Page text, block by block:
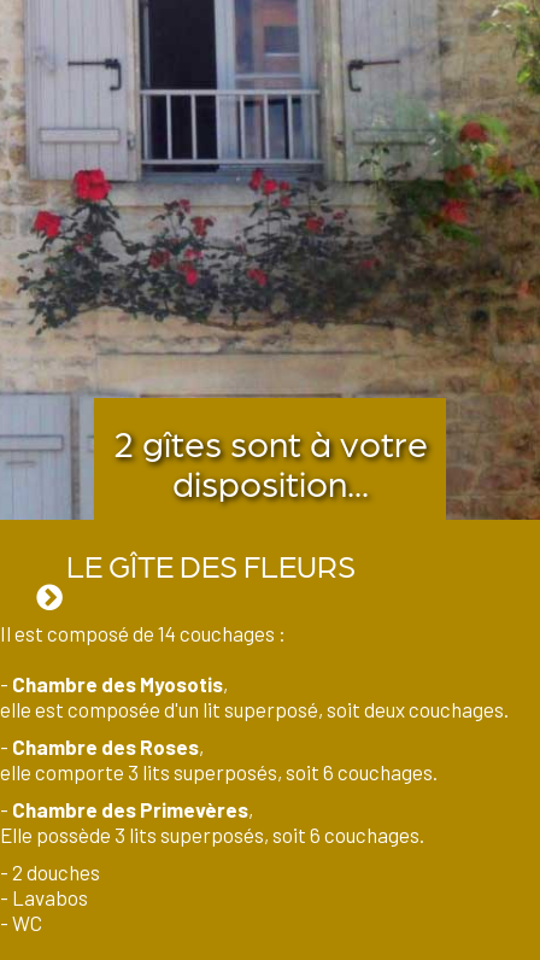
2 gîtes sont à votre
disposition...
LE GÎTE DES FLEURS
Il est composé de 14 couchages :
- Chambre des Myosotis,
elle est composée d'un lit superposé, soit deux couchages.
- Chambre des Roses,
elle comporte 3 lits superposés, soit 6 couchages.
- Chambre des Primevères,
Elle possède 3 lits superposés, soit 6 couchages.
- 2 douches
- Lavabos
- WC